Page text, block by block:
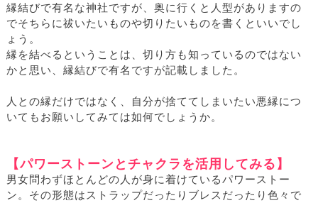
縁結びで有名な神社ですが、奥に行くと人型がありますの
でそちらに祓いたいものや切りたいものを書くといいでし
ょう。
縁を結べるということは、切り方も知っているのではない
かと思い、縁結びで有名ですが記載しました。
人との縁だけではなく、自分が捨ててしまいたい悪縁につ
いてもお願いしてみては如何でしょうか。
【パワーストーンとチャクラを活用してみる】
男女問わずほとんどの人が身に着けているパワーストー
ン。その形態はストラップだったりブレスだったり色々で